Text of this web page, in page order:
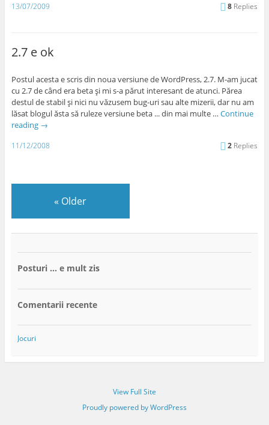
13/07/2009 8 Replies
2.7 e ok
Postul acesta e scris din noua versiune de WordPress, 2.7. M-am jucat
cu 2.7 de când era beta şi mi s-a părut interesant de atunci. Părea
destul de stabil şi nici nu văzusem bug-uri sau alte mizerii, dar nu am
lăsat blogul ăsta să ruleze versiune beta ... din mai multe … Continue
reading →
11/12/2008 2 Replies
« Older
Posturi … e mult zis
Comentarii recente
Jocuri
View Full Site
Proudly powered by WordPress